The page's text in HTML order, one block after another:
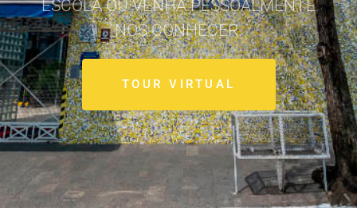
ESCOLA OU VENHA PESSOALMENTE
NOS CONHECER.
TOUR VIRTUAL